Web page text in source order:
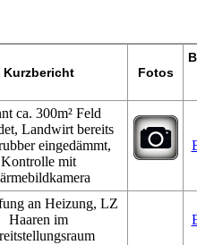
Kurzbericht Fotos
ca. 300m² Feld
Landwirt bereits
eingedämmt,
Kontrolle mit
an Heizung, LZ
Haaren im